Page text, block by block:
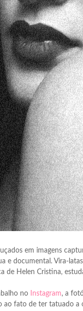
em imagens
e documental. Vira-
de Helen Cristina,
no Instagram, a
ao fato de ter tatuado